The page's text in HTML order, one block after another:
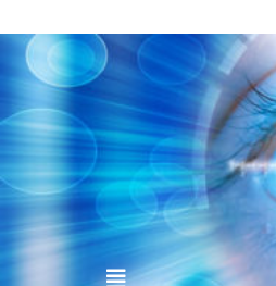
to
contentvinivida.lk